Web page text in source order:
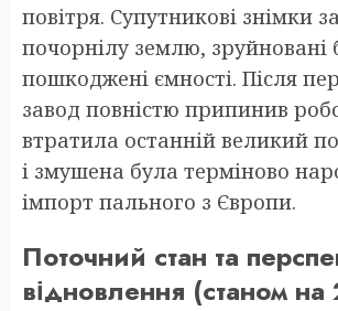
повітря. Супутникові знімки
почорнілу землю, зруйновані
пошкоджені ємності. Після
завод повністю припинив
втратила останній великий
і змушена була терміново
імпорт пального з Європи.
Поточний стан та
відновлення (станом